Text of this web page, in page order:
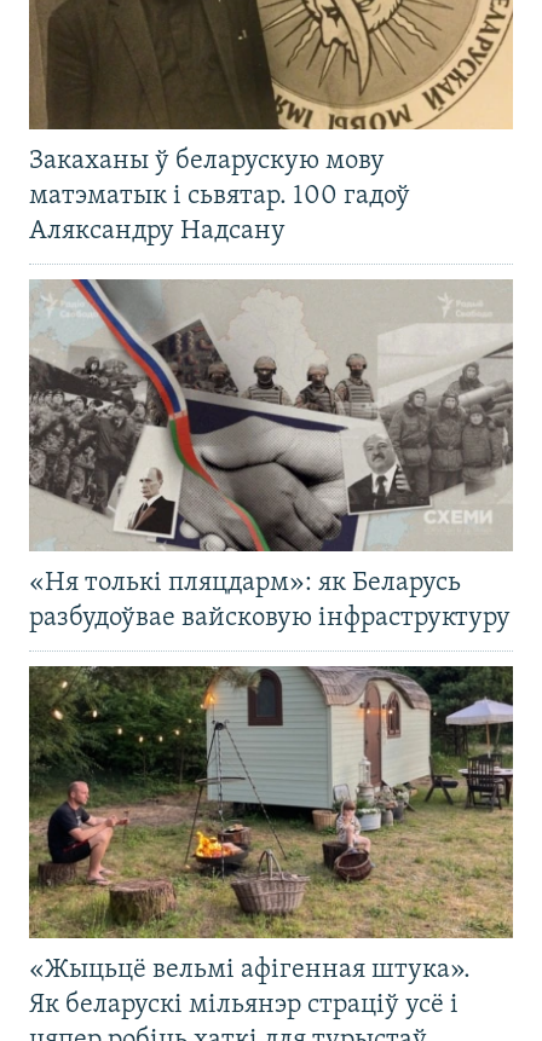
Закаханы ў беларускую мову
матэматык і сьвятар. 100 гадоў
Аляксандру Надсану
«Ня толькі пляцдарм»: як Беларусь
разбудоўвае вайсковую інфраструктуру
«Жыцьцё вельмі афігенная штука».
Як беларускі мільянэр страціў усё і